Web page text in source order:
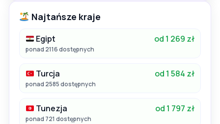
Najtańsze kraje
Egipt od 1 269 zł
ponad 2116 dostępnych
Turcja od 1 584 zł
ponad 2585 dostępnych
Tunezja od 1 797 zł
ponad 721 dostępnych